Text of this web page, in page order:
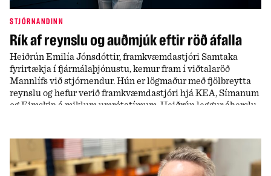
STJÓRNANDINN
Rík af reynslu og auðmjúk eftir röð áfalla
Heiðrún Emilía Jónsdóttir, framkvæmdastjóri Samtaka
fyrirtækja í fjármálaþjónustu, kemur fram í viðtalaröð
Mannlífs við stjórnendur. Hún er lögmaður með fjölbreytta
reynslu og hefur verið framkvæmdastjóri hjá KEA, Símanum
og Eimskip á miklum umrótatímum. Heiðrún leggur áherslu
Hún hefur gengið í gegnum ýmis áföll í einkalífinu og
útilokar ekki að það að missa nær alla sjón á öðru auga
tengist áföllum og álagi þeim tengdum.